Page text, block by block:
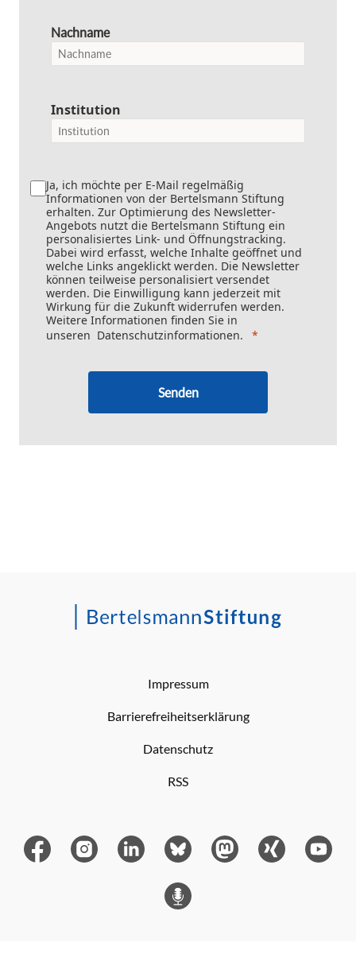
Nachname
Institution
Ja, ich möchte per E-Mail regelmäßig
Informationen von der Bertelsmann Stiftung
erhalten. Zur Optimierung des Newsletter-
Angebots nutzt die Bertelsmann Stiftung ein
personalisiertes Link- und Öffnungstracking.
Dabei wird erfasst, welche Inhalte geöffnet und
welche Links angeklickt werden. Die Newsletter
können teilweise personalisiert versendet
werden. Die Einwilligung kann jederzeit mit
Wirkung für die Zukunft widerrufen werden.
Weitere Informationen finden Sie in
unseren Datenschutzinformationen.
Senden
Impressum
Barrierefreiheitserklärung
Datenschutz
RSS